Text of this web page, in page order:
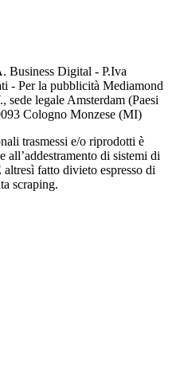
Business Digital - P.Iva
- Per la pubblicità Mediamond
legale Amsterdam (Paesi
Cologno Monzese (MI)
trasmessi e/o riprodotti è
di sistemi di
fatto divieto espresso di
scraping.